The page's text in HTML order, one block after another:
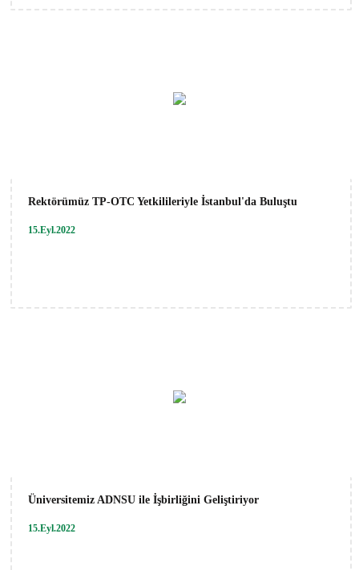
Rektörümüz TP-OTC Yetkilileriyle İstanbul'da Buluştu
15.Eyl.2022
Üniversitemiz ADNSU ile İşbirliğini Geliştiriyor
15.Eyl.2022